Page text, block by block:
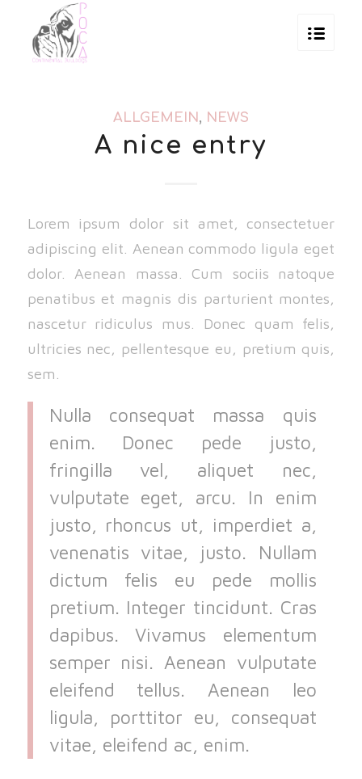
ALLGEMEIN , NEWS
A nice entry
Lorem ipsum dolor sit amet, consectetuer
adipiscing elit. Aenean commodo ligula eget
dolor. Aenean massa. Cum sociis natoque
penatibus et magnis dis parturient montes,
nascetur ridiculus mus. Donec quam felis,
ultricies nec, pellentesque eu, pretium quis,
sem.
Nulla consequat massa quis
enim. Donec pede justo,
fringilla vel, aliquet nec,
vulputate eget, arcu. In enim
justo, rhoncus ut, imperdiet a,
venenatis vitae, justo. Nullam
dictum felis eu pede mollis
pretium. Integer tincidunt. Cras
dapibus. Vivamus elementum
semper nisi. Aenean vulputate
eleifend tellus. Aenean leo
ligula, porttitor eu, consequat
vitae, eleifend ac, enim.